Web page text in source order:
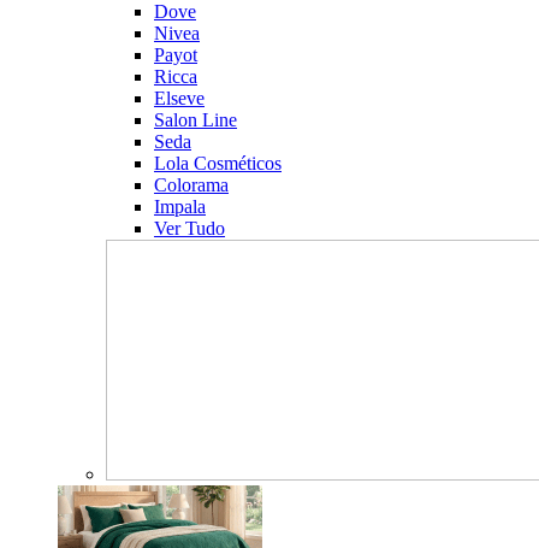
Dove
Nivea
Payot
Ricca
Elseve
Salon Line
Seda
Lola Cosméticos
Colorama
Impala
Ver Tudo